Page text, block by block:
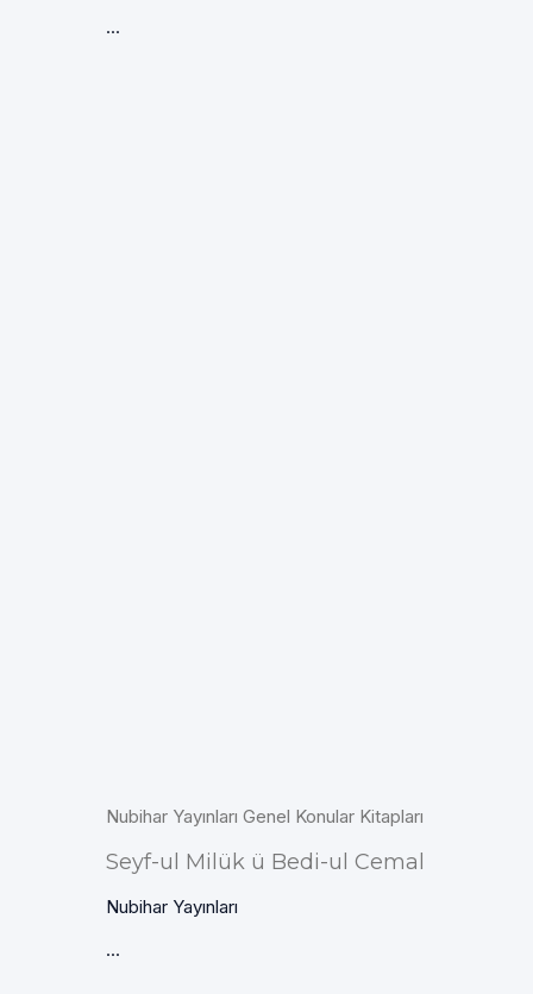
...
Nubihar Yayınları Genel Konular Kitapları
Seyf-ul Milük ü Bedi-ul Cemal
Nubihar Yayınları
...